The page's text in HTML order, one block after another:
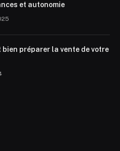
et autonomie
bien préparer la vente de votre